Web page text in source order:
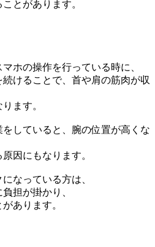
とがあります。
ホの操作を行っている時に、
けることで、首や肩の筋肉が収
ます。
していると、腕の位置が高くな
因にもなります。
なっている方は、
担が掛かり、
あります。